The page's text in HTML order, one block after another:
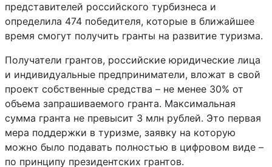
представителей российского турбизнеса и
определила 474 победителя, которые в ближайшее
время смогут получить гранты на развитие туризма.
Получатели грантов, российские юридические лица
и индивидуальные предприниматели, вложат в свой
проект собственные средства – не менее 30% от
объема запрашиваемого гранта. Максимальная
сумма гранта не превысит 3 млн рублей. Это первая
мера поддержки в туризме, заявку на которую
можно было подавать полностью в цифровом виде –
по принципу президентских грантов.